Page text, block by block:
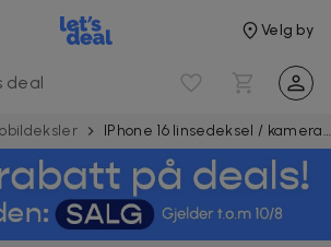
Velg by
IPhone 16 linsedeksel / kameradeksel i glass